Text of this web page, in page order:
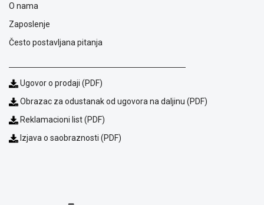
Blog
Način
plaćanja
O nama
Zaposlenje
Često postavljana pitanja
Ugovor o prodaji (PDF)
Obrazac za odustanak od ugovora na daljinu (PDF)
Reklamacioni list (PDF)
Izjava o saobraznosti (PDF)